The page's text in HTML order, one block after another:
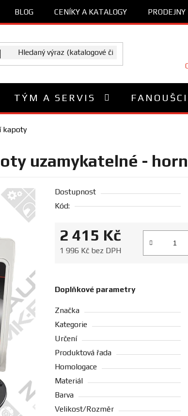
BLOG CENÍKY A KATALOGY PRODEJNY
TÝM A SERVIS FANOUŠCI
kapoty
uzamykatelné -
Dostupnost
Kód:
2 415 Kč
1 996 Kč bez DPH
Doplňkové parametry
Značka
Kategorie
Určení
Produktová řada
Homologace
Materiál
Barva
Velikost/Rozměr